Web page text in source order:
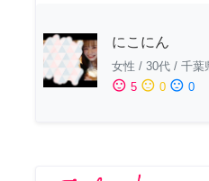
にこにん
女性 / 30代 / 千葉
sentiment_satisfied 5 sentiment_neutral 0 sentiment_dissatisfied 0